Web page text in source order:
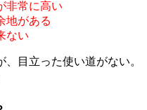
常に高い
地がある
ない
目立った使い道がない。